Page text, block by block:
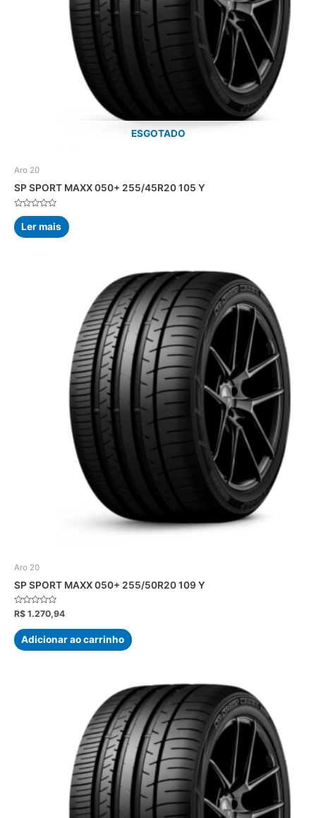
ESGOTADO
Aro 20
SP SPORT MAXX 050+ 255/45R20 105 Y
Avaliação
0
de
5
Ler mais
Aro 20
SP SPORT MAXX 050+ 255/50R20 109 Y
Avaliação
0
de
5
R$ 1.270,94
Adicionar ao carrinho